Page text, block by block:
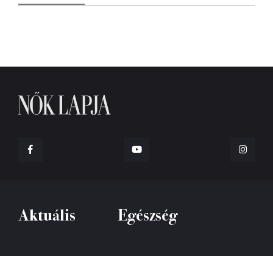
Aktuális Egészség